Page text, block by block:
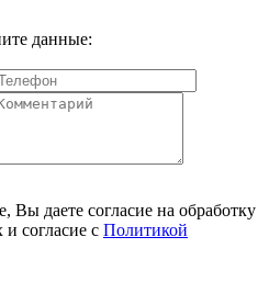
данные:
даете согласие на обработку
согласие с Политикой